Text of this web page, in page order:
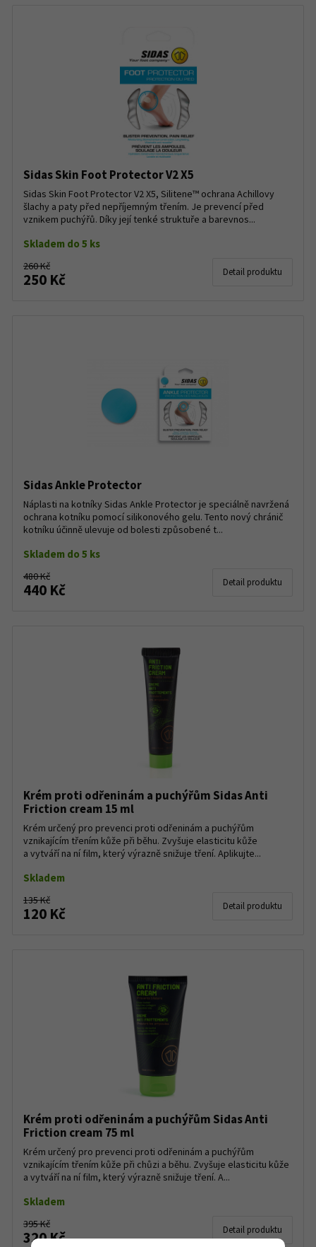
Sidas Skin Foot Protector V2 X5
Sidas Skin Foot Protector V2 X5, Silitene™ ochrana Achillovy
šlachy a paty před nepříjemným třením. Je prevencí před
vznikem puchýřů. Díky její tenké struktuře a barevnos...
Skladem do 5 ks
260 Kč
250 Kč Detail produktu
Sidas Ankle Protector
Náplasti na kotníky Sidas Ankle Protector je speciálně navržená
ochrana kotníku pomocí silikonového gelu. Tento nový chránič
kotníku účinně ulevuje od bolesti způsobené t...
Skladem do 5 ks
480 Kč
440 Kč Detail produktu
Krém proti odřeninám a puchýřům Sidas Anti
Friction cream 15 ml
Krém určený pro prevenci proti odřeninám a puchýřům
vznikajícím třením kůže při běhu. Zvyšuje elasticitu kůže
a vytváří na ní film, který výrazně snižuje tření. Aplikujte...
Skladem
135 Kč
120 Kč Detail produktu
Krém proti odřeninám a puchýřům Sidas Anti
Friction cream 75 ml
Krém určený pro prevenci proti odřeninám a puchýřům
vznikajícím třením kůže při chůzi a běhu. Zvyšuje elasticitu kůže
a vytváří na ní film, který výrazně snižuje tření. A...
Skladem
395 Kč
320 Kč Detail produktu